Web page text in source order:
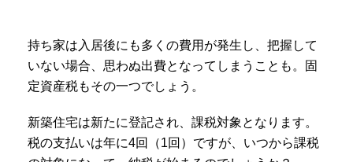
持ち家は入居後にも多くの費用が発生し、把握して
いない場合、思わぬ出費となってしまうことも。固
定資産税もその一つでしょう。
新築住宅は新たに登記され、課税対象となります。
税の支払いは年に4回（1回）ですが、いつから課税